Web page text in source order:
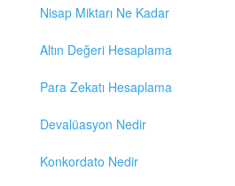
Nisap Miktarı Ne Kadar
Altın Değeri Hesaplama
Para Zekatı Hesaplama
Devalüasyon Nedir
Konkordato Nedir